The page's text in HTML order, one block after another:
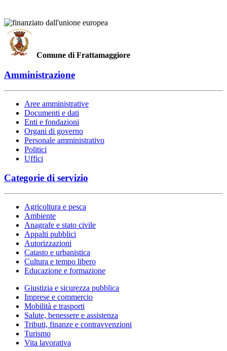
Comune di Frattamaggiore
Amministrazione
Aree amministrative
Documenti e dati
Enti e fondazioni
Organi di governo
Personale amministrativo
Politici
Uffici
Categorie di servizio
Agricoltura e pesca
Ambiente
Anagrafe e stato civile
Appalti pubblici
Autorizzazioni
Catasto e urbanistica
Cultura e tempo libero
Educazione e formazione
Giustizia e sicurezza pubblica
Imprese e commercio
Mobilità e trasporti
Salute, benessere e assistenza
Tributi, finanze e contravvenzioni
Turismo
Vita lavorativa